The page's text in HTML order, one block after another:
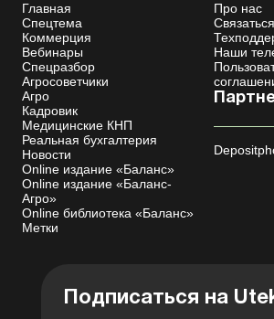
Главная
Спецтема
Коммерция
Вебинары
Спецразбор
Агросоветчики
Агро
Кадровик
Медицинские КНП
Реальная бухгалтерия
Новости
Online издание «Баланс»
Online издание «Баланс-
Агро»
Online библиотека «Баланс»
Метки
Про нас
Наши
Подписаться на